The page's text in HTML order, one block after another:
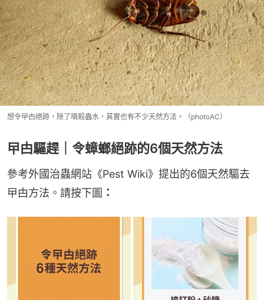
想令曱甴絕跡，除了噴殺蟲水，其實也有不少天然方法。（photoAC）
曱甴驅趕｜令蟑螂絕跡的6個天然方法
參考外國治蟲網站《Pest Wiki》提出的6個天然驅去
曱甴方法。請按下圖 ：